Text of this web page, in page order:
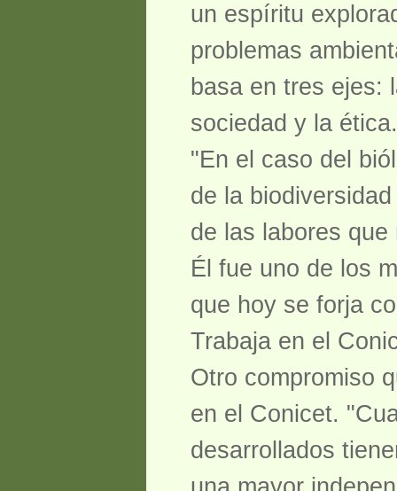
un espíritu
problemas
basa en tres ejes:
sociedad y la ética.
"En el caso del
de la
de las labores
Él fue uno de los
que hoy se forja
Trabaja en el
Otro compromiso
en el Conicet.
desarrollados